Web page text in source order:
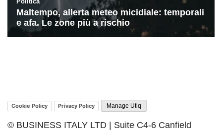
Cookie Policy Privacy Policy Manage Utiq
© BUSINESS ITALY LTD | Suite C4-6 Canfield